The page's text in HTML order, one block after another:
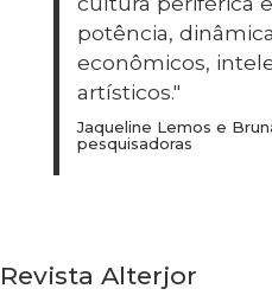
potência,
econômicos,
artísticos."
Jaqueline Lemos e
pesquisadoras
Revista Alterjor